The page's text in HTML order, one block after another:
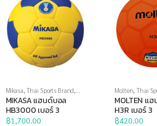
Mikasa,Thai Sports Brand,
กีฬาประเภททีม,ลูกบอล,
แฮนด์บอล
MIKASA แฮนด์บอล
HB3000 เบอร์ 3
฿1,700.00
Molten,Thai
กีฬาประเภททีม,
แฮนด์บอล
MOLTEN แ
H3R เบอร์ 3
฿420.00